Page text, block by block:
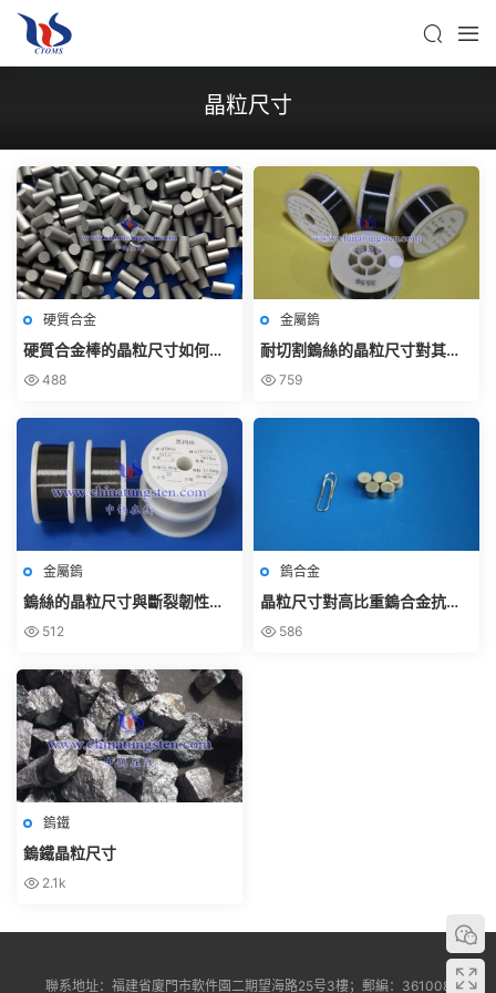
晶粒尺寸
硬質合金
硬質合金棒的晶粒尺寸如何影
響性能？
488
金屬鎢
耐切割鎢絲的晶粒尺寸對其性
能有何影響？
759
金屬鎢
鎢絲的晶粒尺寸與斷裂韌性之
間的關系如何？
512
鎢合金
晶粒尺寸對高比重鎢合金抗拉
強度的影響
586
鎢鐵
鎢鐵晶粒尺寸
2.1k
聯系地址：福建省廈門市軟件園二期望海路25号3樓；郵編：361008